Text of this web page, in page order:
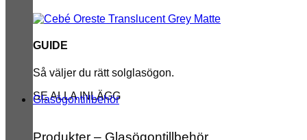
GUIDE
Så väljer du rätt solglasögon.
SE ALLA INLÄGG
Glasögontillbehör
Produkter – Glasögontillbehör